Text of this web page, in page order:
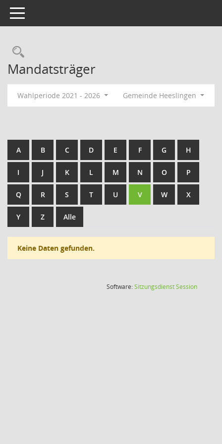
Toggle navigation
Rechercheauswahl
Mandatsträger
Wahlperiode 2021 - 2026 Gemeinde Heeslingen
A B C D E F G H
I J K L M N O P
Q R S T U V W X
Y Z Alle
Keine Daten gefunden.
Software:SitzungsdienstSession(Wird in